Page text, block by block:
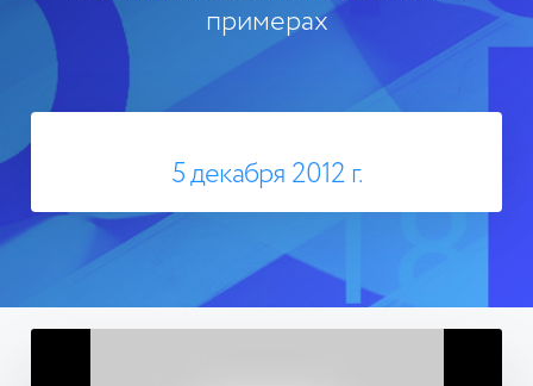
примерах
5 декабря 2012 г.